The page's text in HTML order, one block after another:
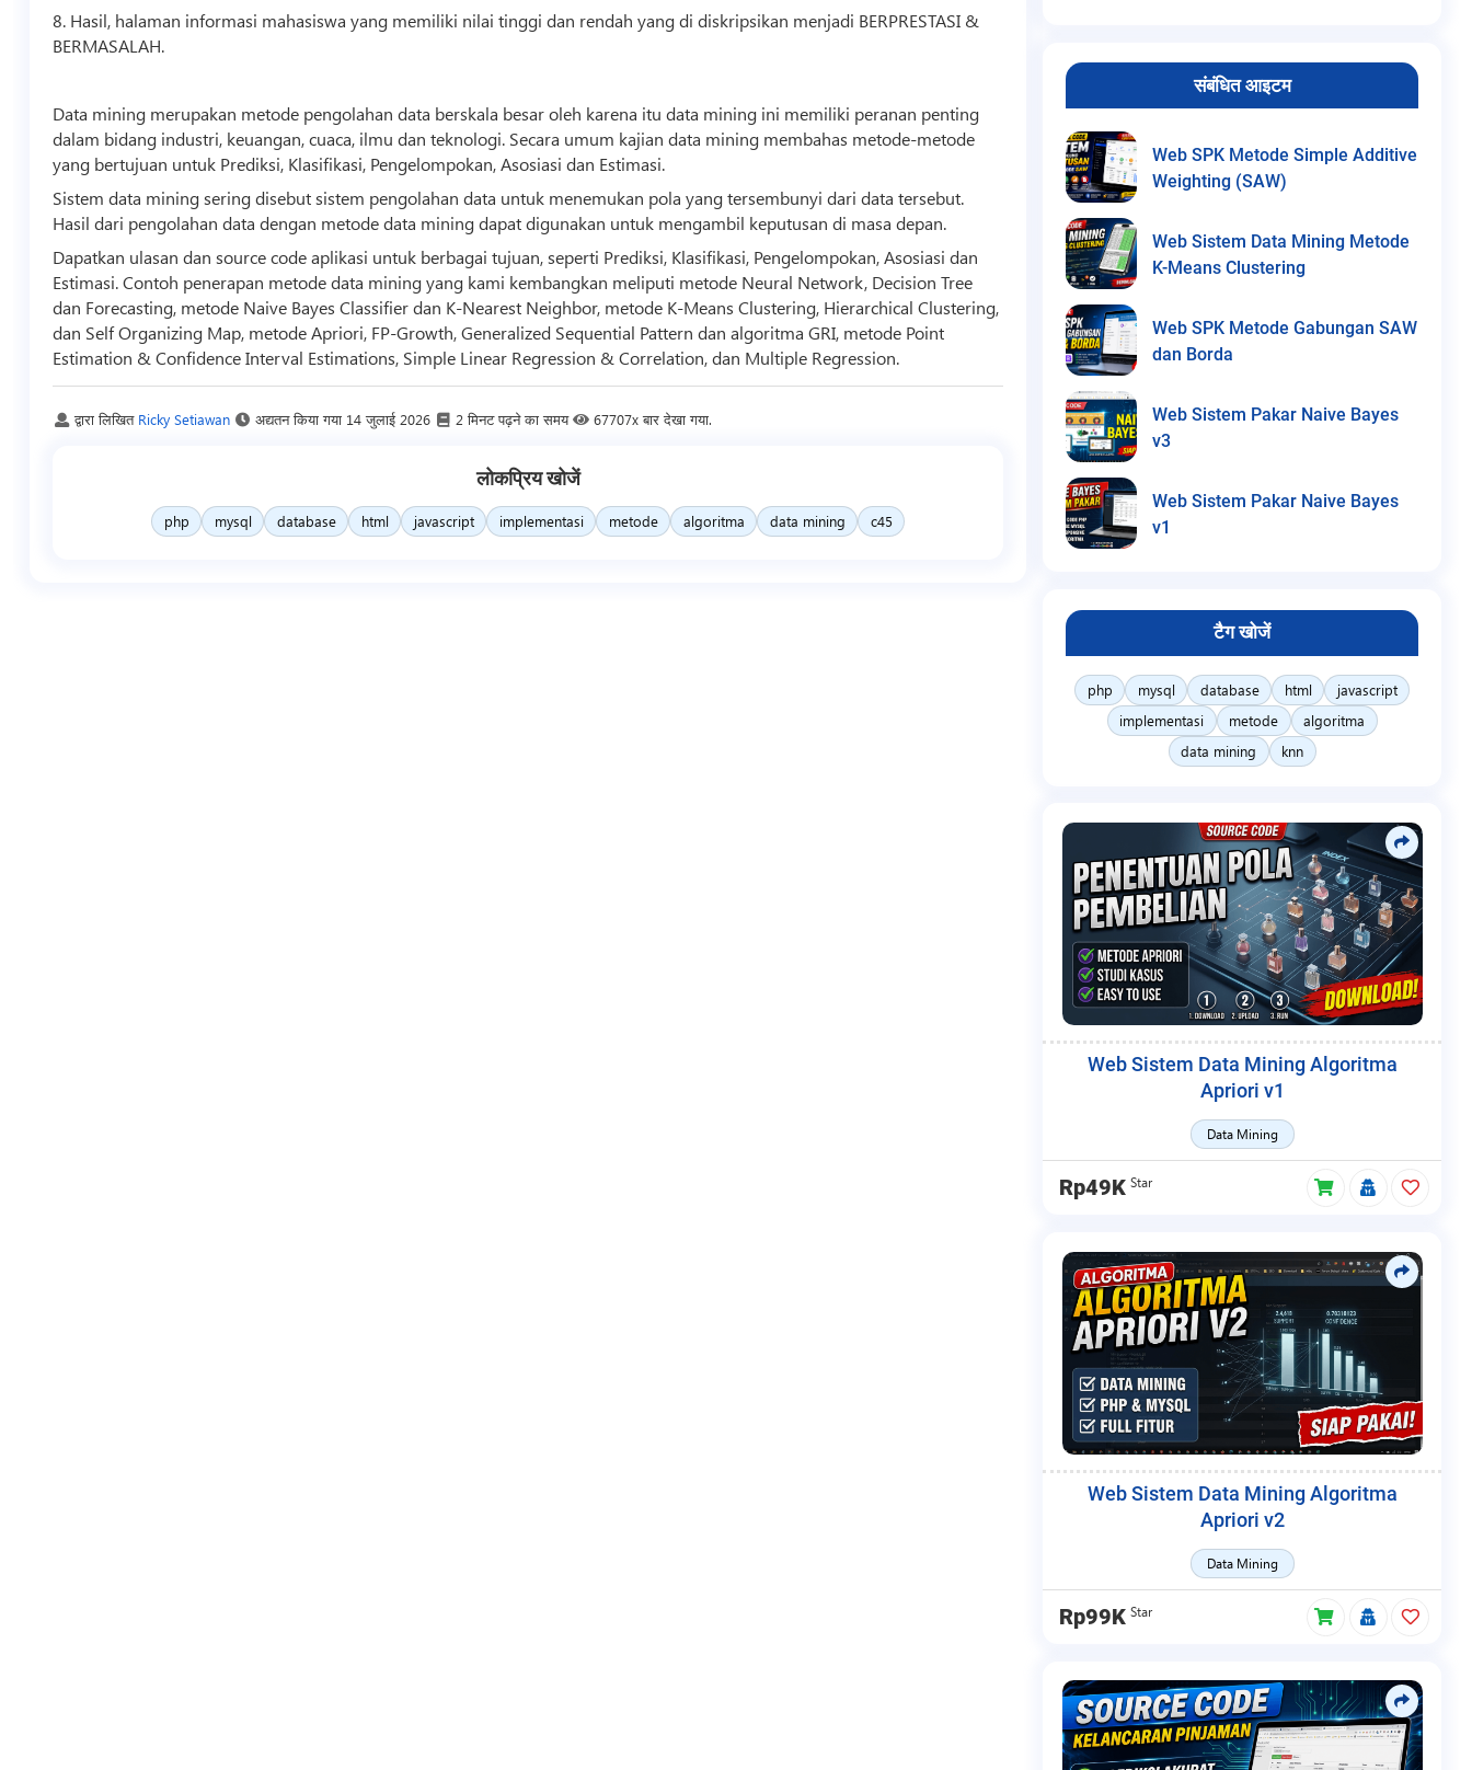
8. Hasil, halaman informasi mahasiswa yang memiliki nilai tinggi dan rendah yang di diskripsikan menjadi BERPRESTASI &
BERMASALAH.
Data mining merupakan metode pengolahan data berskala besar oleh karena itu data mining ini memiliki peranan penting
dalam bidang industri, keuangan, cuaca, ilmu danteknologi. Secara umum kajian data mining membahas metode-metode
yang bertujuan untuk Prediksi, Klasifikasi, Pengelompokan, Asosiasi dan Estimasi.
Sistem data mining sering disebut sistem pengolahan data untuk menemukan pola yang tersembunyi dari data tersebut.
Hasil dari pengolahan data dengan metode data mining dapat digunakan untuk mengambil keputusan di masa depan.
Dapatkan ulasan dansource codeaplikasi untuk berbagai tujuan, seperti Prediksi, Klasifikasi, Pengelompokan, Asosiasi dan
Estimasi. Contoh penerapan metode data mining yang kami kembangkan meliputi metode Neural Network, Decision Tree
dan Forecasting, metode Naive Bayes Classifier dan K-Nearest Neighbor, metode K-Means Clustering, Hierarchical Clustering,
dan Self Organizing Map, metode Apriori, FP-Growth, Generalized Sequential Pattern dan algoritma GRI, metode Point
Estimation & Confidence Interval Estimations, Simple Linear Regression & Correlation, dan Multiple Regression.
द्वारा लिखित Ricky Setiawan अद्यतन किया गया 14 जुलाई 2026 2 मिनट पढ़ने का समय 67707x बार देखा गया.
लोकप्रिय खोजें
php mysql database html javascript implementasi metode algoritma data mining c45
संबंधित आइटम
Web SPK Metode Simple Additive
Weighting (SAW)
Web Sistem Data Mining Metode
K-Means Clustering
Web SPK Metode Gabungan SAW
dan Borda
Web Sistem Pakar Naive Bayes
v3
Web Sistem Pakar Naive Bayes
v1
टैग खोजें
php mysql database html
javascript
implementasi
metode
algoritma
data mining
knn
Web Sistem Data Mining Algoritma
Apriori v1
Data Mining
Rp49K Star
Web Sistem Data Mining Algoritma
Apriori v2
Data Mining
Rp99K Star